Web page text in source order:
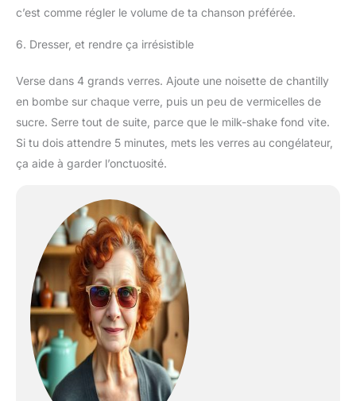
c’est comme régler le volume de ta chanson préférée.
6. Dresser, et rendre ça irrésistible
Verse dans 4 grands verres. Ajoute une noisette de chantilly
en bombe sur chaque verre, puis un peu de vermicelles de
sucre. Serre tout de suite, parce que le milk-shake fond vite.
Si tu dois attendre 5 minutes, mets les verres au congélateur,
ça aide à garder l’onctuosité.